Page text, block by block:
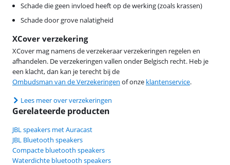
Schade die geen invloed heeft op de werking (zoals krassen)
Schade door grove nalatigheid
XCover verzekering
XCover mag namens de verzekeraar verzekeringen regelen en
afhandelen. De verzekeringen vallen onder Belgisch recht. Heb je
een klacht, dan kan je terecht bij de
Ombudsman van de Verzekeringen of onze klantenservice.
Lees meer over verzekeringen
Gerelateerde producten
JBL speakers met Auracast
JBL Bluetooth speakers
Compacte bluetooth speakers
Waterdichte bluetooth speakers